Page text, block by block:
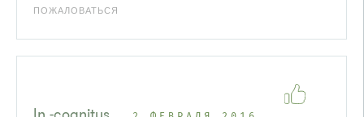
ПОЖАЛОВАТЬСЯ